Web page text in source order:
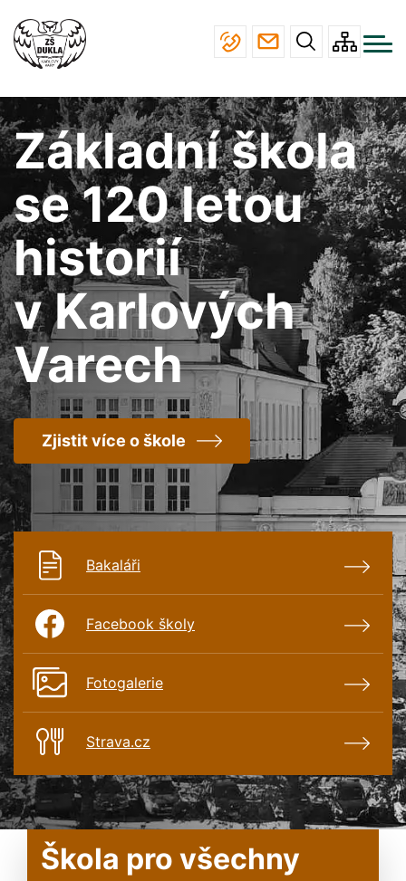
hlavnímu
Menu
navigace
ŠKOLA
STUDIUM
JÍDELNA
ÚŘEDNÍ DESKA
KONTAKTY
Základní škola
se 120 letou
historií
v Karlových
Varech
Zjistit více o škole
Bakaláři
Facebook školy
Fotogalerie
Strava.cz
Škola pro všechny